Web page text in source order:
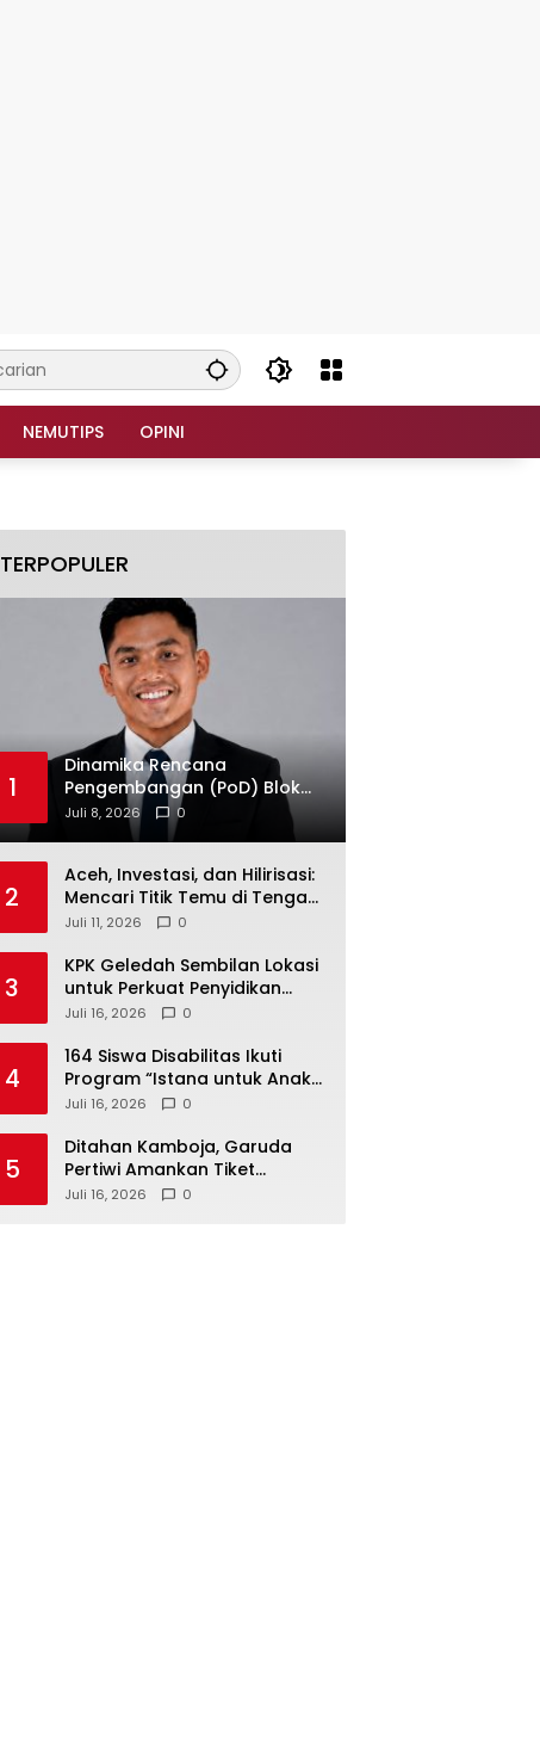
NEMUTIPS OPINI
TERPOPULER
1
Dinamika Rencana
Pengembangan (PoD) Blok
Andaman: Jangan Sampai
Harapan Investasi Aceh
Juli 8, 2026 0
2
Aceh, Investasi, dan Hilirisasi:
Mencari Titik Temu di Tengah
Polemik Blok Andaman
Juli 11, 2026 0
3
KPK Geledah Sembilan Lokasi
untuk Perkuat Penyidikan
Dugaan Pemerasan Bupati
Juli 16, 2026 0
4
164 Siswa Disabilitas Ikuti
Program “Istana untuk Anak
Sekolah”, Kenali Sejarah
Juli 16, 2026 0
5
Ditahan Kamboja, Garuda
Pertiwi Amankan Tiket
Semifinal Piala AFF Putri 2026
Juli 16, 2026 0